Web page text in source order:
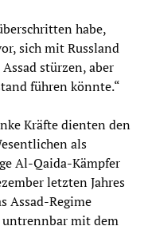
habe,
sich mit Russland
stürzen, aber
führen könnte.“
Kräfte dienten den
als
Al-Qaida-Kämpfer
letzten Jahres
Assad-Regime
untrennbar mit dem